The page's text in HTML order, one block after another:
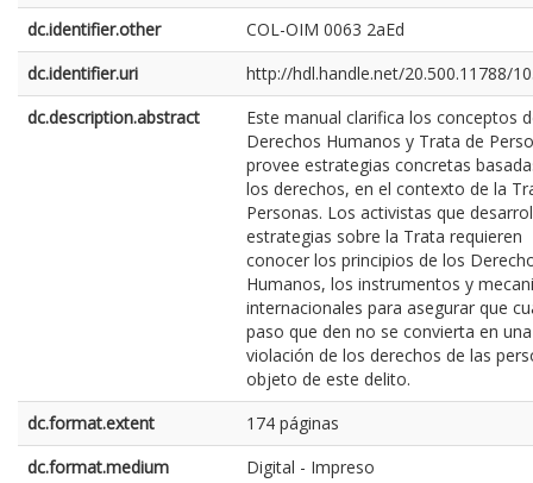
dc.identifier.other
COL-OIM 0063 2aEd
dc.identifier.uri
http://hdl.handle.net/20.500.11788/
dc.description.abstract
Este manual clarifica los conceptos
Derechos Humanos y Trata de
provee estrategias concretas
los derechos, en el contexto de la
Personas. Los activistas que
estrategias sobre la Trata requieren
conocer los principios de los
Humanos, los instrumentos y
internacionales para asegurar que
paso que den no se convierta en una
violación de los derechos de las
objeto de este delito.
dc.format.extent
174 páginas
dc.format.medium
Digital - Impreso